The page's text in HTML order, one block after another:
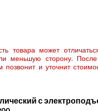
товара может
меньшую сторону.
позвонит и уточнит
с